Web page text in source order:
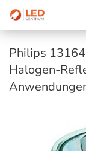
Philips
Halogen-